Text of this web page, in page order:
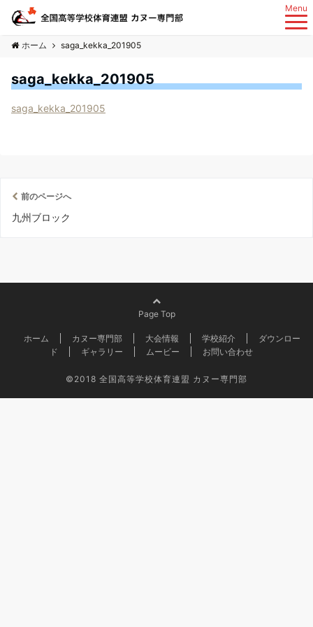
Menu
ホーム saga_kekka_201905
saga_kekka_201905
saga_kekka_201905
前のページへ
九州ブロック
Page Top
ホーム カヌー専門部 大会情報 学校紹介
ダウンロー
ド
ギャラリー ムービー お問い合わせ
©2018 全国高等学校体育連盟 カヌー専門部